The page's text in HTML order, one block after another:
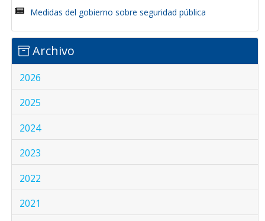
Medidas del gobierno sobre seguridad pública
Archivo
2026
2025
2024
2023
2022
2021